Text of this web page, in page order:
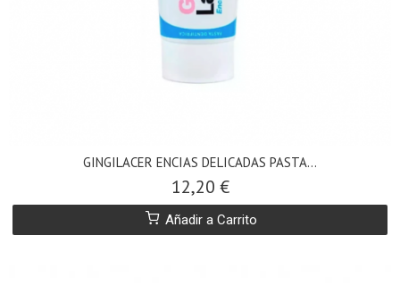
GINGILACER ENCIAS DELICADAS PASTA...
12,20 €
Añadir a Carrito